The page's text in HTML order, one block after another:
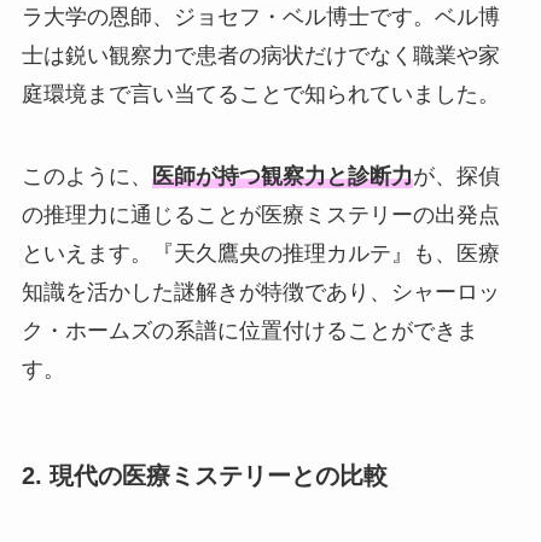
ラ大学の恩師、ジョセフ・ベル博士です。ベル博
士は鋭い観察力で患者の病状だけでなく職業や家
庭環境まで言い当てることで知られていました。
このように、 医師が持つ観察力と診断力が、探偵
の推理力に通じることが医療ミステリーの出発点
といえます。『天久鷹央の推理カルテ』も、医療
知識を活かした謎解きが特徴であり、シャーロッ
ク・ホームズの系譜に位置付けることができま
す。
2. 現代の医療ミステリーとの比較